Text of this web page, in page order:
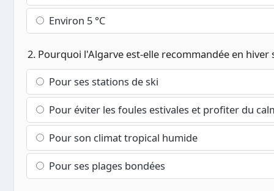
Environ 5 °C
2. Pourquoi l'Algarve est-elle recommandée en hiver
Pour ses stations de ski
Pour éviter les foules estivales et profiter du
Pour son climat tropical humide
Pour ses plages bondées